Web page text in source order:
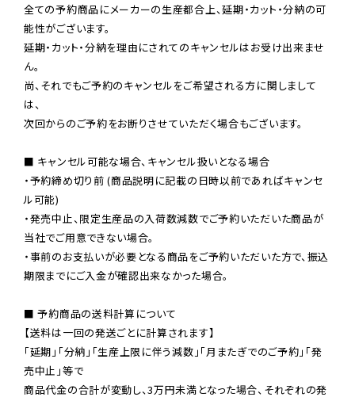
全ての予約商品にメーカーの生産都合上、延期・カット・分納の可
能性がございます。
延期・カット・分納を理由にされてのキャンセルはお受け出来ませ
ん。
尚、それでもご予約のキャンセルをご希望される方に関しまして
は、
次回からのご予約をお断りさせていただく場合もございます。
■ キャンセル可能な場合、キャンセル扱いとなる場合
・予約締め切り前 (商品説明に記載の日時以前であればキャンセ
ル可能)
・発売中止、限定生産品の入荷数減数でご予約いただいた商品が
当社でご用意できない場合。
・事前のお支払いが必要となる商品をご予約いただいた方で、振込
期限までにご入金が確認出来なかった場合。
■ 予約商品の送料計算について
【送料は一回の発送ごとに計算されます】
「延期」「分納」「生産上限に伴う減数」「月またぎでのご予約」「発
売中止」等で
商品代金の合計が変動し、3万円未満となった場合、それぞれの発